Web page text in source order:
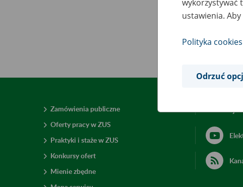
Zamówienia publiczne
Oferty pracy w ZUS
Praktyki i staże w ZUS
Konkursy ofert
Mienie zbędne
wykorzystywać
ustawienia.
Polityka
Odrzuć